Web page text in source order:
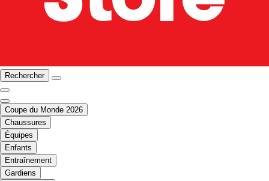
Rechercher
Coupe du Monde 2026
Chaussures
Équipes
Enfants
Entraînement
Gardiens